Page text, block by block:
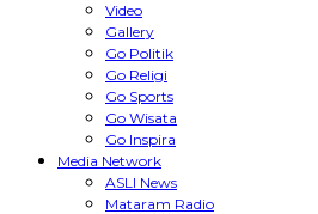
Video
Gallery
Go Politik
Go Religi
Go Sports
Go Wisata
Go Inspira
Media Network
ASLI News
Mataram Radio